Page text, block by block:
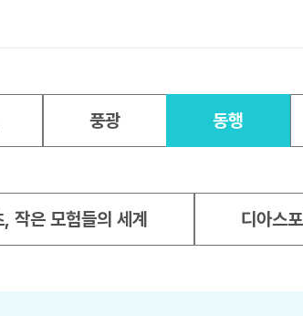
풍광 동행
작은 모험들의 세계 디아스